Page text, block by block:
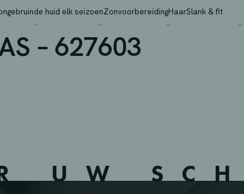
huid elk seizoenZonvoorbereidingHaarSlank & fit
– MONTEGNEE
– 627603
UW